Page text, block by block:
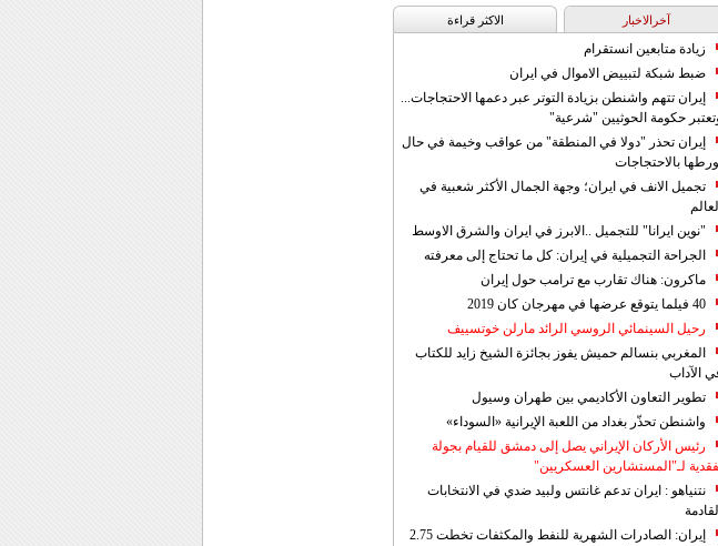
آخرالاخبار الاکثر قراءة
زيادة متابعين انستقرام
ضبط شبكة لتبييض الاموال في ايران
إيران تتهم واشنطن بزيادة التوتر عبر دعمها الاحتجاجات...
حكومة الحوثيين "شرعية"
إيران تحذر "دولا في المنطقة" من عواقب وخيمة في حال
بالاحتجاجات
تجميل الانف في ايران؛ وجهة الجمال الأكثر شعبية في
العالم
"نوين ايرانا" للتجميل ..الابرز في ايران والشرق الاوسط
الجراحة التجميلية في إيران: كل ما تحتاج إلى معرفته
ماكرون: هناك تقارب مع ترامب حول إيران
40 فيلما يتوقع عرضها في مهرجان كان 2019
رحيل السينمائي الروسي الرائد مارلن خوتسييف
المغربي بنسالم حميش يفوز بجائزة الشيخ زايد للكتاب
الآداب
تطوير التعاون الأكاديمي بين طهران وسيول
واشنطن تحذّر بغداد من اللعبة الإيرانية «السوداء»
رئيس الأركان الإيراني يصل إلى دمشق للقيام بجولة
لـ"المستشارين العسكريين"
نتنياهو : ايران تدعم غانتس ولبيد ضدي في الانتخابات
القادمة
إيران: الصادرات الشهریة للنفط والمكثفات تخطت 2.75